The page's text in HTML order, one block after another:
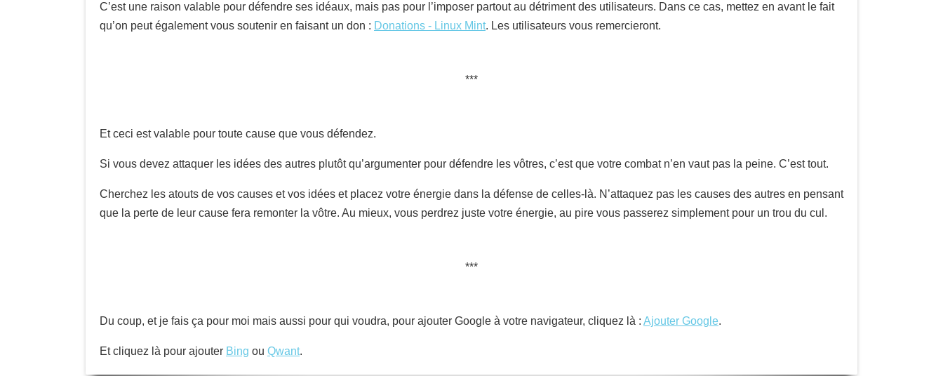
C’est une raison valable pour défendre ses idéaux, mais pas pour l’imposer partout au détriment des utilisateurs. Dans ce cas, mettez en avant le fait
qu’on peut également vous soutenir en faisant un don : Donations - Linux Mint. Les utilisateurs vous remercieront.
Et ceci est valable pour toute cause que vous défendez.
Si vous devez attaquer les idées des autres plutôt qu’argumenter pour défendre les vôtres, c’est que votre combat n’en vaut pas la peine. C’est tout.
Cherchez les atouts de vos causes et vos idées et placez votre énergie dans la défense de celles-là. N’attaquez pas les causes des autres en pensant
que la perte de leur cause fera remonter la vôtre. Au mieux, vous perdrez juste votre énergie, au pire vous passerez simplement pour un trou du cul.
Du coup, et je fais ça pour moi mais aussi pour qui voudra, pour ajouter Google à votre navigateur, cliquez là : Ajouter Google.
Et cliquez là pour ajouter Bing ou Qwant.